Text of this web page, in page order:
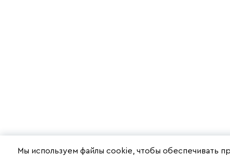
Мы используем файлы cookie, чтобы обеспечивать